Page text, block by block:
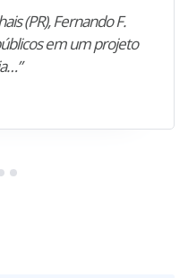
(PR), Fernando F.
em um projeto